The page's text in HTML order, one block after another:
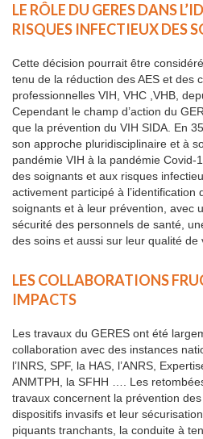
LE RÔLE DU GERES DANS
RISQUES INFECTIEUX DES
Cette décision pourrait être
tenu de la réduction des AES et des
professionnelles VIH, VHC ,VHB,
Cependant le champ d’action du
que la prévention du VIH SIDA. En
son approche pluridisciplinaire et à
pandémie VIH à la pandémie Covid-
des soignants et aux risques
activement participé à l’identification
soignants et à leur prévention, avec
sécurité des personnels de santé,
des soins et aussi sur leur qualité de
LES COLLABORATIONS
IMPACTS
Les travaux du GERES ont été
collaboration avec des instances
l’INRS, SPF, la HAS, l’ANRS,
ANMTPH, la SFHH …. Les
travaux concernent la prévention
dispositifs invasifs et leur
piquants tranchants, la conduite à